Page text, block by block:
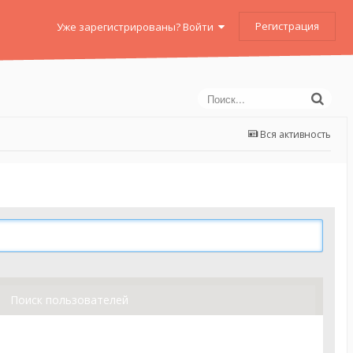
Уже зарегистрированы? Войти Регистрация
Вся активность
Поиск пользователей